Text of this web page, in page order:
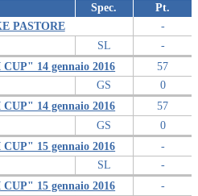
Spec.
Pt.
PASTORE
SL
-
-
14 gennaio 2016
GS
57
0
14 gennaio 2016
GS
57
0
15 gennaio 2016
SL
-
-
15 gennaio 2016
-